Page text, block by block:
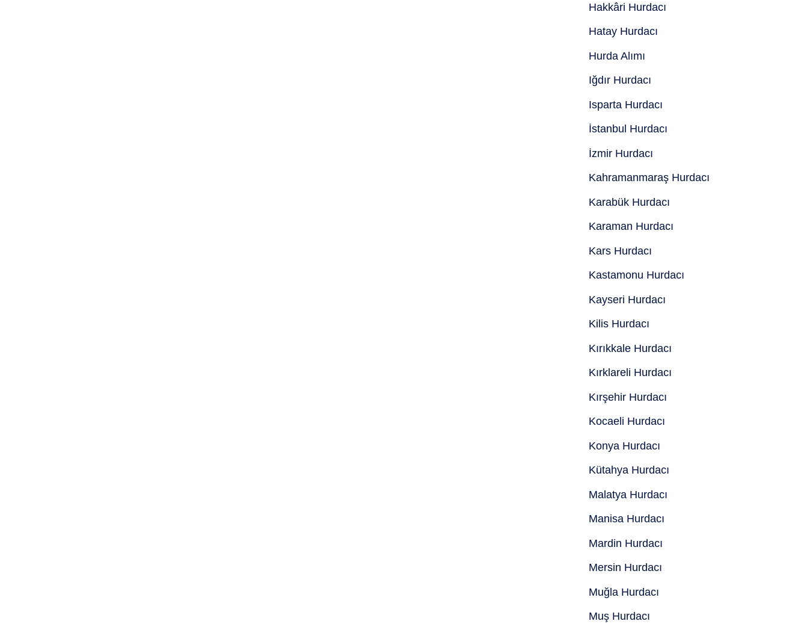
Hakkâri Hurdacı
Hatay Hurdacı
Hurda Alımı
Iğdır Hurdacı
Isparta Hurdacı
İstanbul Hurdacı
İzmir Hurdacı
Kahramanmaraş Hurdacı
Karabük Hurdacı
Karaman Hurdacı
Kars Hurdacı
Kastamonu Hurdacı
Kayseri Hurdacı
Kilis Hurdacı
Kırıkkale Hurdacı
Kırklareli Hurdacı
Kırşehir Hurdacı
Kocaeli Hurdacı
Konya Hurdacı
Kütahya Hurdacı
Malatya Hurdacı
Manisa Hurdacı
Mardin Hurdacı
Mersin Hurdacı
Muğla Hurdacı
Muş Hurdacı